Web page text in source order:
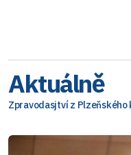
Aktuálně
Zpravodasjtví z Plzeňského